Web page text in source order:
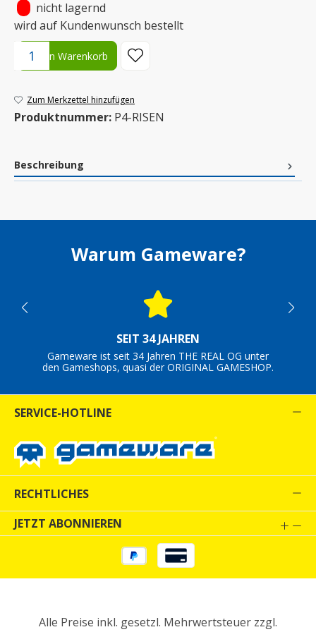
nicht lagernd
wird auf Kundenwunsch bestellt
Produkt Anzahl: Gib den gewünschten Wert ein oder benutze
In den Warenkorb
Zum Merkzettel hinzufügen
Produktnummer: P4-RISEN
Beschreibung
Warum Gameware?
SEIT 34 JAHREN
Gameware ist seit 34 Jahren THE REAL OG unter
den Gameshops, quasi der ORIGINAL GAMESHOP.
SERVICE-HOTLINE
RECHTLICHES
JETZT ABONNIEREN
Alle Preise inkl. gesetzl. Mehrwertsteuer zzgl.